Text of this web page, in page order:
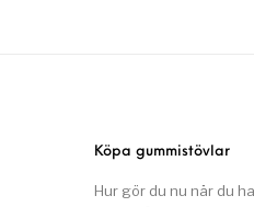
Köpa gummistövlar
Hur gör du nu när du